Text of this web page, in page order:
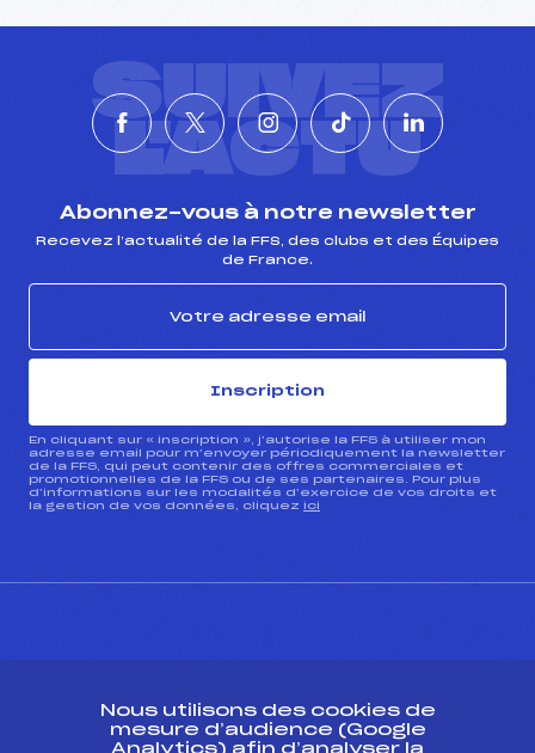
SUIVEZ
L'ACTU
Abonnez-vous à notre newsletter
Recevez l’actualité de la FFS, des clubs et des Équipes
de France.
Inscription
En cliquant sur « inscription », j’autorise la FFS à utiliser mon
adresse email pour m’envoyer périodiquement la newsletter
de la FFS, qui peut contenir des offres commerciales et
promotionnelles de la FFS ou de ses partenaires. Pour plus
d’informations sur les modalités d’exercice de vos droits et
la gestion de vos données, cliquez ici
Nous utilisons des cookies de
mesure d’audience (Google
Analytics) afin d’analyser la